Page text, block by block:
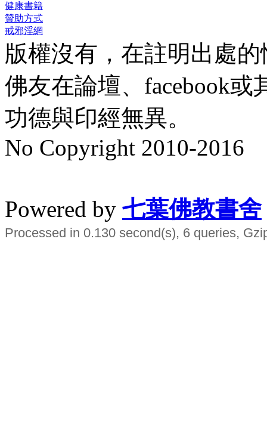
健康書籍
贊助方式
戒邪淫網
版權沒有，在註明出處
佛友在論壇、facebook
功德與印經無異。
No Copyright 2010-2016
Powered by 七葉佛教書舍
Processed in 0.130 second(s), 6 queries,